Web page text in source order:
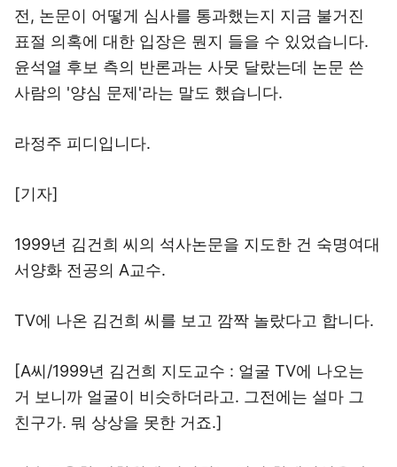
전, 논문이 어떻게 심사를 통과했는지 지금 불거진
표절 의혹에 대한 입장은 뭔지 들을 수 있었습니다.
윤석열 후보 측의 반론과는 사뭇 달랐는데 논문 쓴
사람의 '양심 문제'라는 말도 했습니다.
라정주 피디입니다.
[기자]
1999년 김건희 씨의 석사논문을 지도한 건 숙명여대
서양화 전공의 A교수.
TV에 나온 김건희 씨를 보고 깜짝 놀랐다고 합니다.
[A씨/1999년 김건희 지도교수 : 얼굴 TV에 나오는
거 보니까 얼굴이 비슷하더라고. 그전에는 설마 그
친구가. 뭐 상상을 못한 거죠.]